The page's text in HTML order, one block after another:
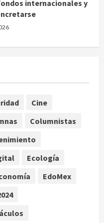
internacionales y
decreta Jornada
agosto
desde el
Cine
Columnistas
Ecología
EdoMex